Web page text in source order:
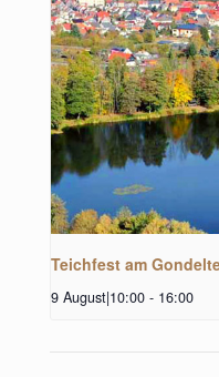
Teichfest am
9 August|10:00 - 16:00